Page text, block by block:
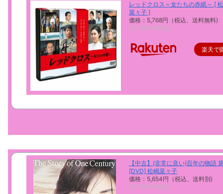
レッドクロス～女たちの赤紙～ [
菜々子 ]
価格：5,768円（税込、送料無料)
(2025/11/1時点)
楽天で
【中古】(非常に良い)百年の物語
[DVD] 松嶋菜々子
価格：5,654円（税込、送料別)
(2025/11/1時点)